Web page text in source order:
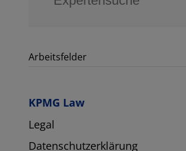
Arbeitsfelder
KPMG Law
Legal
Datenschutzerklärung